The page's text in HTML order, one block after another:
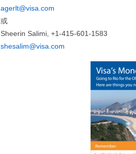
agerlt@visa.com
或
Sheerin Salimi, +1-415-601-1583
shesalim@visa.com